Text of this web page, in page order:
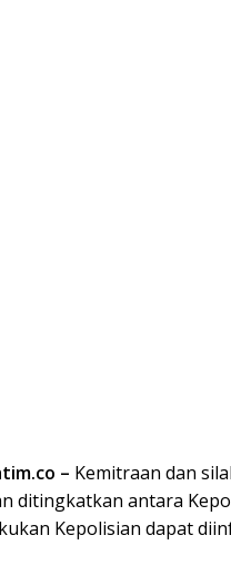
– Kemitraan dan
ditingkatkan antara
Kepolisian dapat